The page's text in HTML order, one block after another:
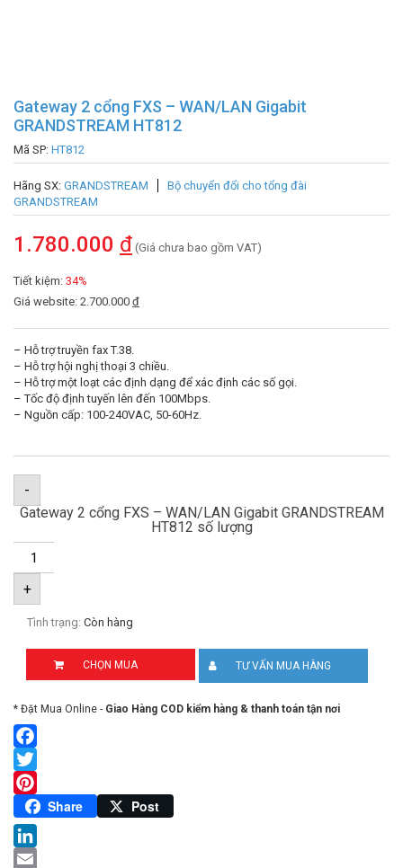
Gateway 2 cổng FXS – WAN/LAN Gigabit
GRANDSTREAM HT812
Mã SP: HT812
Hãng SX: GRANDSTREAM
Bộ chuyển đổi cho tổng đài
GRANDSTREAM
1.780.000 đ (Giá chưa bao gồm VAT)
Tiết kiệm: 34%
Giá website: 2.700.000 đ
– Hỗ trợ truyền fax T.38.
– Hỗ trợ hội nghị thoại 3 chiều.
– Hỗ trợ một loạt các định dạng để xác định các số gọi.
– Tốc độ định tuyến lên đến 100Mbps.
– Nguồn cấp: 100-240VAC, 50-60Hz.
-
Gateway 2 cổng FXS – WAN/LAN Gigabit GRANDSTREAM
HT812 số lượng
+
Tình trạng: Còn hàng
CHỌN MUA TƯ VẤN MUA HÀNG
* Đặt Mua Online - Giao Hàng COD kiểm hàng & thanh toán tận nơi
Facebook
Twitter
Pinterest
Share Post
LinkedIn